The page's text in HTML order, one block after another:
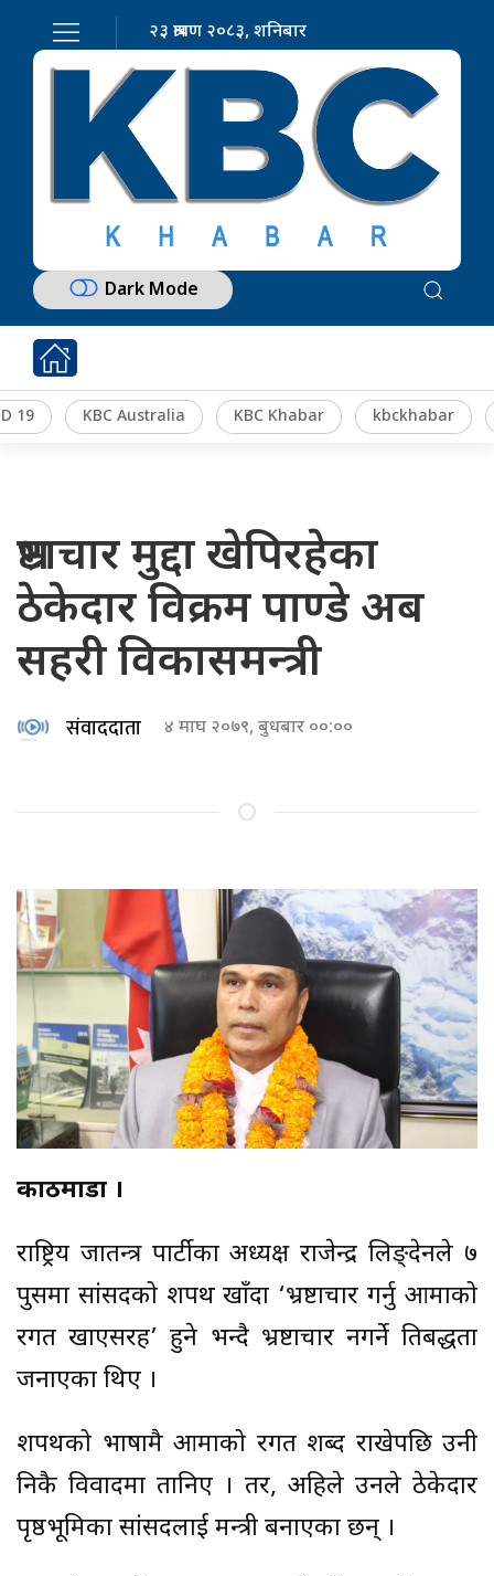
२३ श्रावण २०८३, शनिबार
Dark Mode
19 KBC Australia KBC Khabar kbckhabar
भ्रष्टाचार मुद्दा खेपिरहेका
ठेकेदार विक्रम पाण्डे अब
सहरी विकासमन्त्री
संवाददाता ४ माघ २०७९, बुधबार ००:००
काठमाडौँ ।
राष्ट्रिय प्रजातन्त्र पार्टीका अध्यक्ष राजेन्द्र लिङ्देनले ७
पुसमा सांसदको शपथ खाँदा ‘भ्रष्टाचार गर्नु आमाको
रगत खाएसरह’ हुने भन्दै भ्रष्टाचार नगर्ने प्रतिबद्धता
जनाएका थिए ।
शपथको भाषामै आमाको रगत शब्द राखेपछि उनी
निकै विवादमा तानिए । तर, अहिले उनले ठेकेदार
पृष्ठभूमिका सांसदलाई मन्त्री बनाएका छन् ।